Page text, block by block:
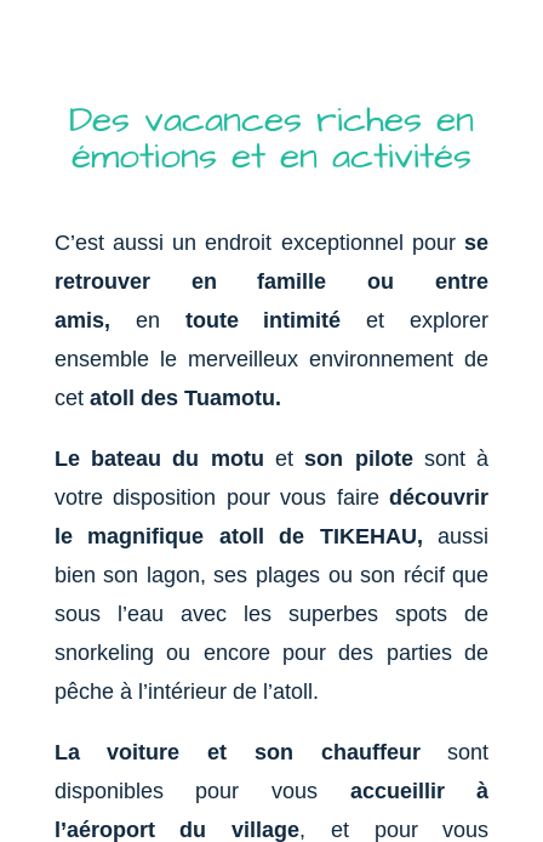
Des vacances riches en
émotions et en activités
C’est aussi un endroit exceptionnel pour se
retrouver en famille ou entre
amis,
en toute intimité
et explorer
ensemble le merveilleux environnement de
cet atoll des Tuamotu.
Le bateau du motu et son pilote sont à
votre disposition pour vous faire découvrir
le magnifique atoll de TIKEHAU,aussi
bien son lagon, ses plages ou son récif que
sous l’eau avec les superbes spots de
snorkeling ou encore pour des parties de
pêche à l’intérieur de l’atoll.
La voiture et son chauffeursont
disponibles pour vous accueillir à
l’aéroport du village, et pourvous